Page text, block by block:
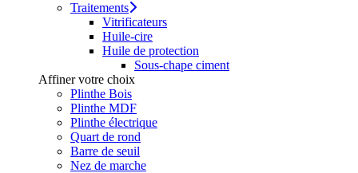
Traitements
Vitrificateurs
Huile-cire
Huile de protection
Sous-chape ciment
Affiner votre choix
Plinthe Bois
Plinthe MDF
Plinthe électrique
Quart de rond
Barre de seuil
Nez de marche